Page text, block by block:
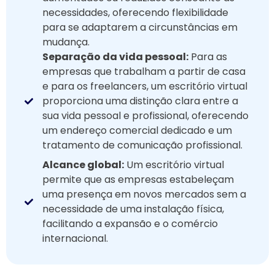
necessidades, oferecendo flexibilidade
para se adaptarem a circunstâncias em
mudança.
Separação da vida pessoal:Para as
empresas que trabalham a partir de casa
e para os freelancers, um escritório virtual
proporciona uma distinção clara entre a
sua vida pessoal e profissional, oferecendo
um endereço comercial dedicado e um
tratamento de comunicação profissional.
Alcance global:Um escritório virtual
permite que as empresas estabeleçam
uma presença em novos mercados sem a
necessidade de uma instalação física,
facilitando a expansão e o comércio
internacional.